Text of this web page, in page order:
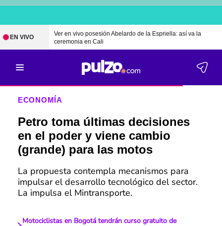
EN VIVO
Ver en vivo posesión Abelardo de la Espriella: así va la
ceremonia en Cali
ECONOMÍA
Petro toma últimas decisiones
en el poder y viene cambio
(grande) para las motos
La propuesta contempla mecanismos para
impulsar el desarrollo tecnológico del sector.
La impulsa el Mintransporte.
Motociclistas en Bogotá tendrán curso gratuito de